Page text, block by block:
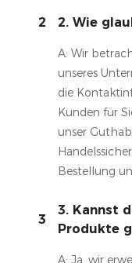
2 2. Wie
A: Wir
unseres
die
Kunden für
unser
Bestellung
3
3. Kannst
Produkte
A: Ja, wir